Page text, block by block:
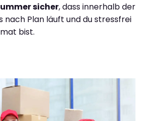
sicher, dass innerhalb der
nach Plan läuft und du stressfrei
bist.